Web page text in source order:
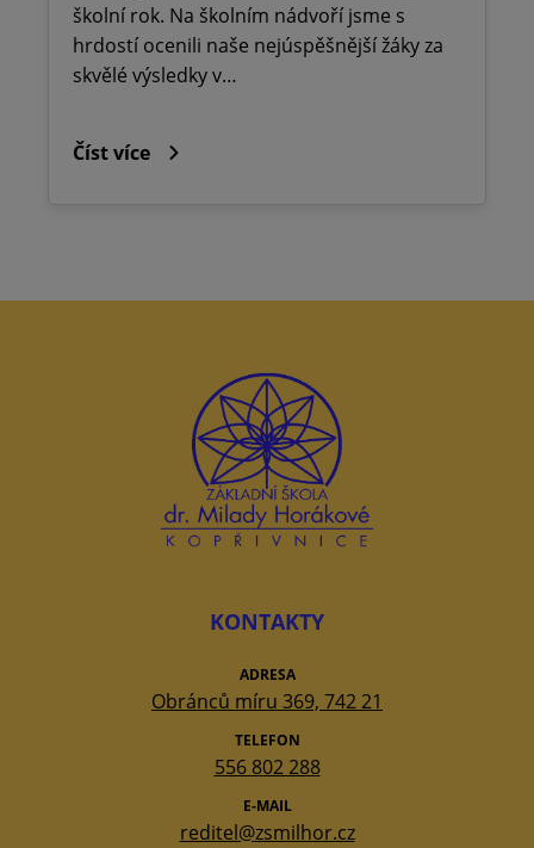
školní rok. Na školním nádvoří jsme s
hrdostí ocenili naše nejúspěšnější žáky za
skvělé výsledky v…
Číst více
KONTAKTY
ADRESA
Obránců míru 369, 742 21
TELEFON
556 802 288
E-MAIL
reditel@zsmilhor.cz